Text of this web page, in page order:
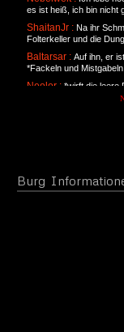
es ist heiß, ich bin nicht
ShaitanJr :Na ihr
Folterkeller und die
Baltarsar :Auf ihn, er
*Fackeln und
Neolor :*wirft die leere
von Korn... hat hier
Burg